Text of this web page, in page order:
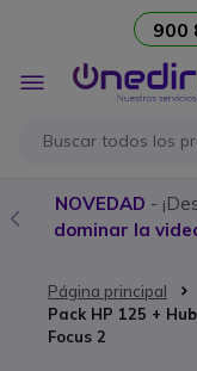
900
Toggle
Nav
NOVEDAD -
dominar la
Página principal
Pack HP 125 +
Focus 2